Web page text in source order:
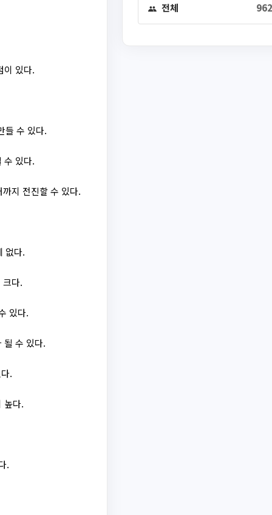
이 있다.
들 수 있다.
수 있다.
지 전진할 수 있다.
없다.
크다.
있다.
될 수 있다.
.
높다.
.
전체